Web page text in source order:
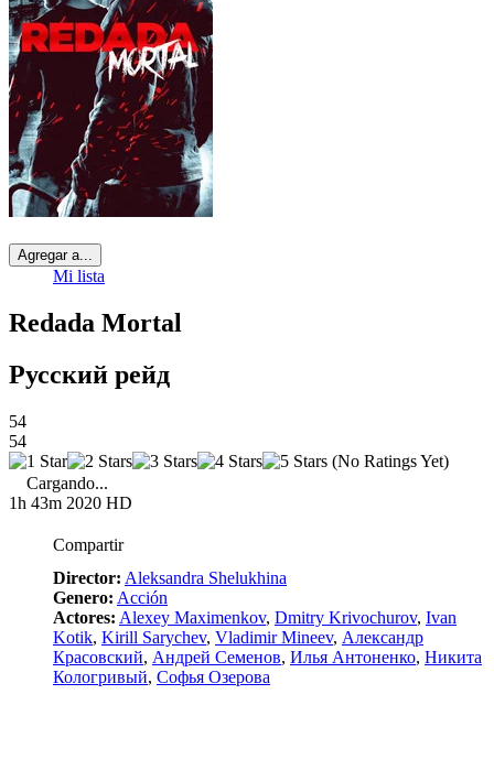
Agregar a...
Mi lista
Redada Mortal
Русский рейд
54
54
(No Ratings Yet)
Cargando...
1h 43m 2020 HD
Compartir
Director: Aleksandra Shelukhina
Genero: Acción
Actores: Alexey Maximenkov, Dmitry Krivochurov, Ivan
Kotik, Kirill Sarychev, Vladimir Mineev, Александр
Красовский, Андрей Семенов, Илья Антоненко, Никита
Кологривый, Софья Озерова